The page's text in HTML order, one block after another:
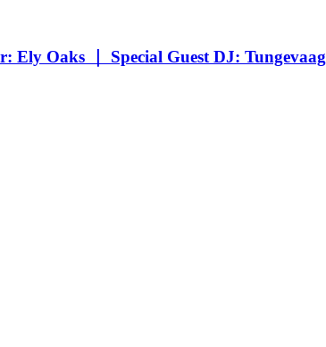
Ely Oaks ｜ Special Guest DJ: Tungevaag